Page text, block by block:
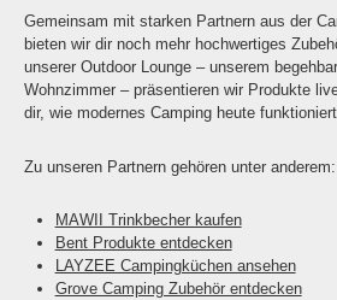
Gemeinsam mit starken Partnern aus der
bieten wir dir noch mehr hochwertiges
unserer Outdoor Lounge – unserem
Wohnzimmer – präsentieren wir Produkte
dir, wie modernes Camping heute
Zu unseren Partnern gehören unter anderem:
MAWII Trinkbecher kaufen
Bent Produkte entdecken
LAYZEE Campingküchen ansehen
Grove Camping Zubehör entdecken